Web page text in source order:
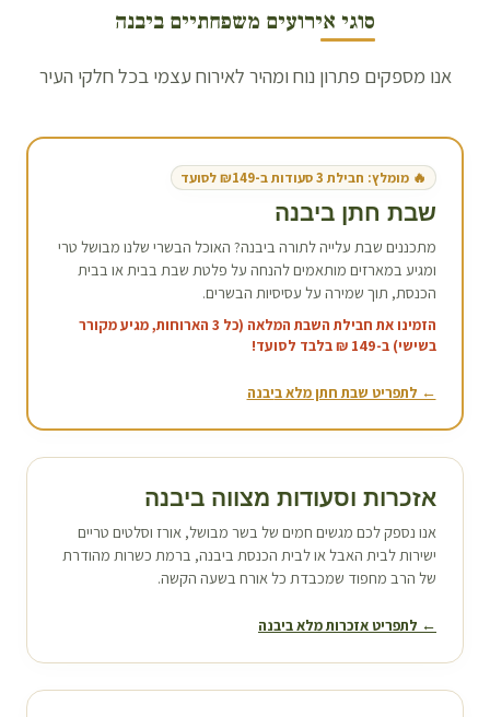
סוגי אירועים משפחתיים ביבנה
אנו מספקים פתרון נוח ומהיר לאירוח עצמי בכל חלקי העיר
🔥 מומלץ: חבילת 3 סעודות ב-₪149 לסועד
שבת חתן ביבנה
מתכננים שבת עלייה לתורה ביבנה? האוכל הבשרי שלנו מבושל טרי
ומגיע במארזים מותאמים להנחה על פלטת שבת בבית או בבית
הכנסת, תוך שמירה על עסיסיות הבשרים.
הזמינו את חבילת השבת המלאה (כל 3 הארוחות, מגיע מקורר
בשישי) ב-149 ₪ בלבד לסועד!
← לתפריט שבת חתן מלא ביבנה
אזכרות וסעודות מצווה ביבנה
אנו נספק לכם מגשים חמים של בשר מבושל, אורז וסלטים טריים
ישירות לבית האבל או לבית הכנסת ביבנה, ברמת כשרות מהודרת
של הרב מחפוד שמכבדת כל אורח בשעה הקשה.
← לתפריט אזכרות מלא ביבנה